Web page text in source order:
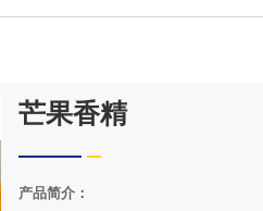
芒果香精
产品简介：